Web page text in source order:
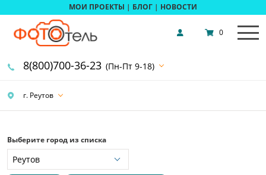
МОИ ПРОЕКТЫ | БЛОГ | НОВОСТИ
г. Реутов
8(800)700-36-23 (Пн-Пт 9-18)
0
Выберите город из списка